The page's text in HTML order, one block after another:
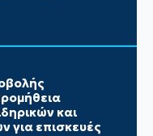
και
για επισκευές